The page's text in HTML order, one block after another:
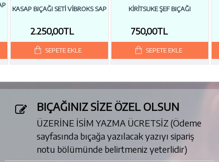
KASAP BIÇAĞI SETI VIBROKS SAP
2.250,00TL
SEPETE EKLE
KIRITSUKE ŞEF BIÇAĞI
750,00TL
SEPETE EKLE
BIÇAĞINIZ SİZE ÖZEL OLSUN
ÜZERİNE İSİM YAZMA ÜCRETSİZ (Ödeme
sayfasında bıçağa yazılacak yazıyı sipariş
notu bölümünde belirtmeniz yeterlidir)